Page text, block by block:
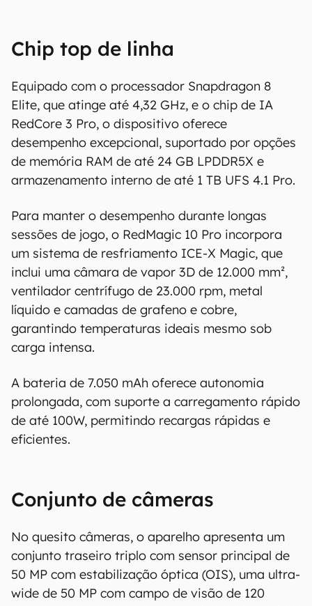
Chip top de linha
Equipado com o processador Snapdragon 8
Elite, que atinge até 4,32 GHz, e o chip de IA
RedCore 3 Pro, o dispositivo oferece
desempenho excepcional, suportado por opções
de memória RAM de até 24 GB LPDDR5X e
armazenamento interno de até 1 TB UFS 4.1 Pro.
Para manter o desempenho durante longas
sessões de jogo, o RedMagic 10 Pro incorpora
um sistema de resfriamento ICE-X Magic, que
inclui uma câmara de vapor 3D de 12.000 mm²,
ventilador centrífugo de 23.000 rpm, metal
líquido e camadas de grafeno e cobre,
garantindo temperaturas ideais mesmo sob
carga intensa.
A bateria de 7.050 mAh oferece autonomia
prolongada, com suporte a carregamento rápido
de até 100W, permitindo recargas rápidas e
eficientes.
Conjunto de câmeras
No quesito câmeras, o aparelho apresenta um
conjunto traseiro triplo com sensor principal de
50 MP com estabilização óptica (OIS), uma ultra-
wide de 50 MP com campo de visão de 120
regiões e países. Portanto, recomendamos
que você visite o site oficial do fabricante ou
confirmar suas características detalhadas e
regionais.
Aviso legal: O Canaltech não se responsabiliza
por quaisquer erros ou omissões, ou mesmo
os resultados obtidos com o uso dessas
informações. As informações são fornecidas
precisão, detalhes, variações ou em relação
aos resultados obtidos com o uso dessas
informações.